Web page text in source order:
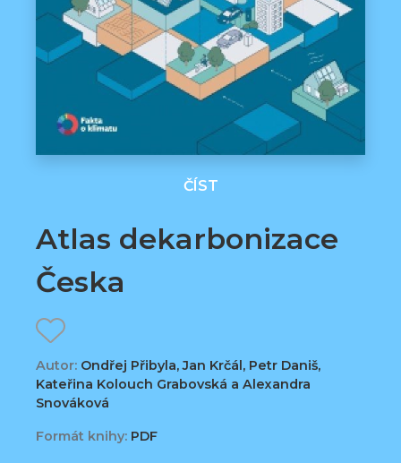
ČÍST
Atlas dekarbonizace
Česka
Autor: Ondřej Přibyla, Jan Krčál, Petr Daniš,
Kateřina Kolouch Grabovská a Alexandra
Snováková
Formát knihy: PDF